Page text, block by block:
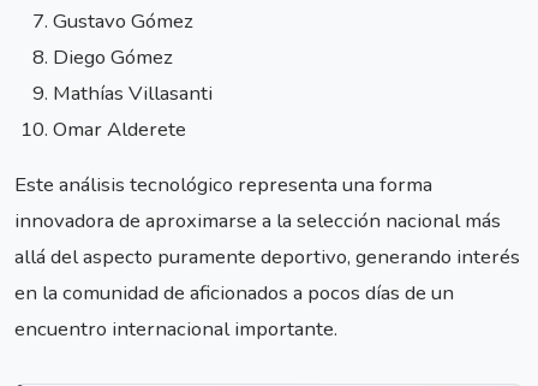
Gustavo Gómez
Diego Gómez
Mathías Villasanti
Omar Alderete
Este análisis tecnológico representa una forma
innovadora de aproximarse a la selección nacional más
allá del aspecto puramente deportivo, generando interés
en la comunidad de aficionados a pocos días de un
encuentro internacional importante.